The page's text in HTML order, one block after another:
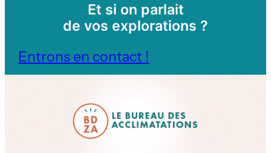
Et si on parlait
de vos explorations ?
Entrons en contact !